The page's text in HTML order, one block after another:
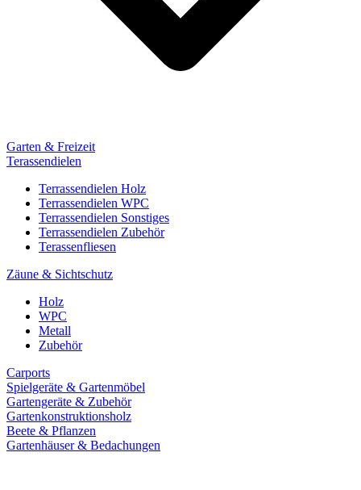
Garten & Freizeit
Terassendielen
Terrassendielen Holz
Terrassendielen WPC
Terrassendielen Sonstiges
Terrassendielen Zubehör
Terassenfliesen
Zäune & Sichtschutz
Holz
WPC
Metall
Zubehör
Carports
Spielgeräte & Gartenmöbel
Gartengeräte & Zubehör
Gartenkonstruktionsholz
Beete & Pflanzen
Gartenhäuser & Bedachungen